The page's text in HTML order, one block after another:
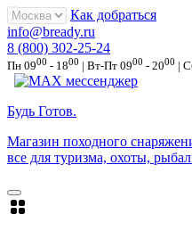
Как добраться
info@bready.ru
8 (800) 302-25-24
Пн 0900 - 1800 | Вт-Пт 0900 - 2000 |
Будь Готов.
Магазин походного
все для туризма, охоты,